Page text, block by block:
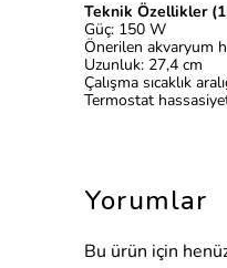
Teknik Özellikler
Güç: 150 W
Önerilen akvaryum
Uzunluk: 27,4 cm
Çalışma sıcaklık
Termostat
Yorumlar
Bu ürün için